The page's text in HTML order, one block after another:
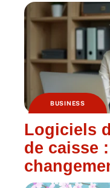
BUSINESS
Logiciels
de caisse